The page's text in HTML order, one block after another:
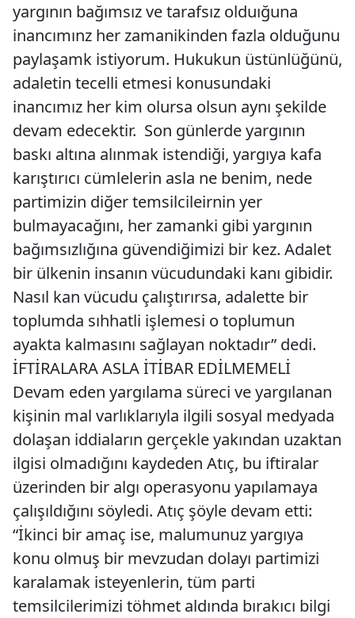
yargının bağımsız ve tarafsız olduığuna
inancımınz her zamanikinden fazla olduğunu
paylaşamk istiyorum. Hukukun üstünlüğünü,
adaletin tecelli etmesi konusundaki
inancımız her kim olursa olsun aynı şekilde
devam edecektir. Son günlerde yargının
baskı altına alınmak istendiği, yargıya kafa
karıştırıcı cümlelerin asla ne benim, nede
partimizin diğer temsilcileirnin yer
bulmayacağını, her zamanki gibi yargının
bağımsızlığına güvendiğimizi bir kez. Adalet
bir ülkenin insanın vücudundaki kanı gibidir.
Nasıl kan vücudu çalıştırırsa, adalette bir
toplumda sıhhatli işlemesi o toplumun
ayakta kalmasını sağlayan noktadır” dedi.
İFTİRALARA ASLA İTİBAR EDİLMEMELİ
Devam eden yargılama süreci ve yargılanan
kişinin mal varlıklarıyla ilgili sosyal medyada
dolaşan iddiaların gerçekle yakından uzaktan
ilgisi olmadığını kaydeden Atıç, bu iftiralar
üzerinden bir algı operasyonu yapılamaya
çalışıldığını söyledi. Atıç şöyle devam etti:
“İkinci bir amaç ise, malumunuz yargıya
konu olmuş bir mevzudan dolayı partimizi
karalamak isteyenlerin, tüm parti
temsilcilerimizi töhmet aldında bırakıcı bilgi